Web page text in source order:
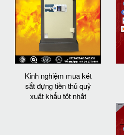
Kinh nghiệm mua két
sắt đựng tiền thủ quỹ
xuất khẩu tốt nhất